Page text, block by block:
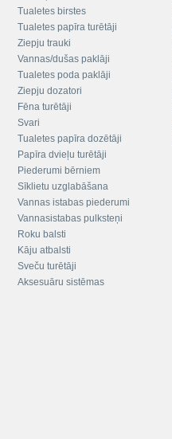
Tualetes birstes
Tualetes papīra turētāji
Ziepju trauki
Vannas/dušas paklāji
Tualetes poda paklāji
Ziepju dozatori
Fēna turētāji
Svari
Tualetes papīra dozētāji
Papīra dvieļu turētāji
Piederumi bērniem
Sīklietu uzglabāšana
Vannas istabas piederumi
Vannasistabas pulksteņi
Roku balsti
Kāju atbalsti
Sveču turētāji
Aksesuāru sistēmas